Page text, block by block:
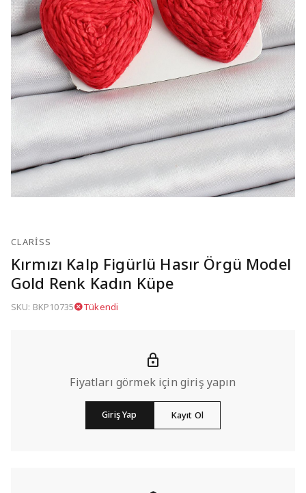
CLARISS
Kırmızı Kalp Figürlü Hasır Örgü Model
Gold Renk Kadın Küpe
SKU: BKP10735 Tükendi
Fiyatları görmek için giriş yapın
Giriş Yap Kayıt Ol